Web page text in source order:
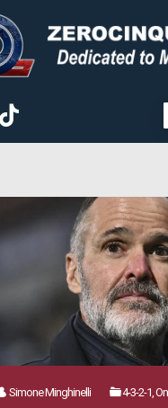
Simone Minghinelli 4-3-2-1,